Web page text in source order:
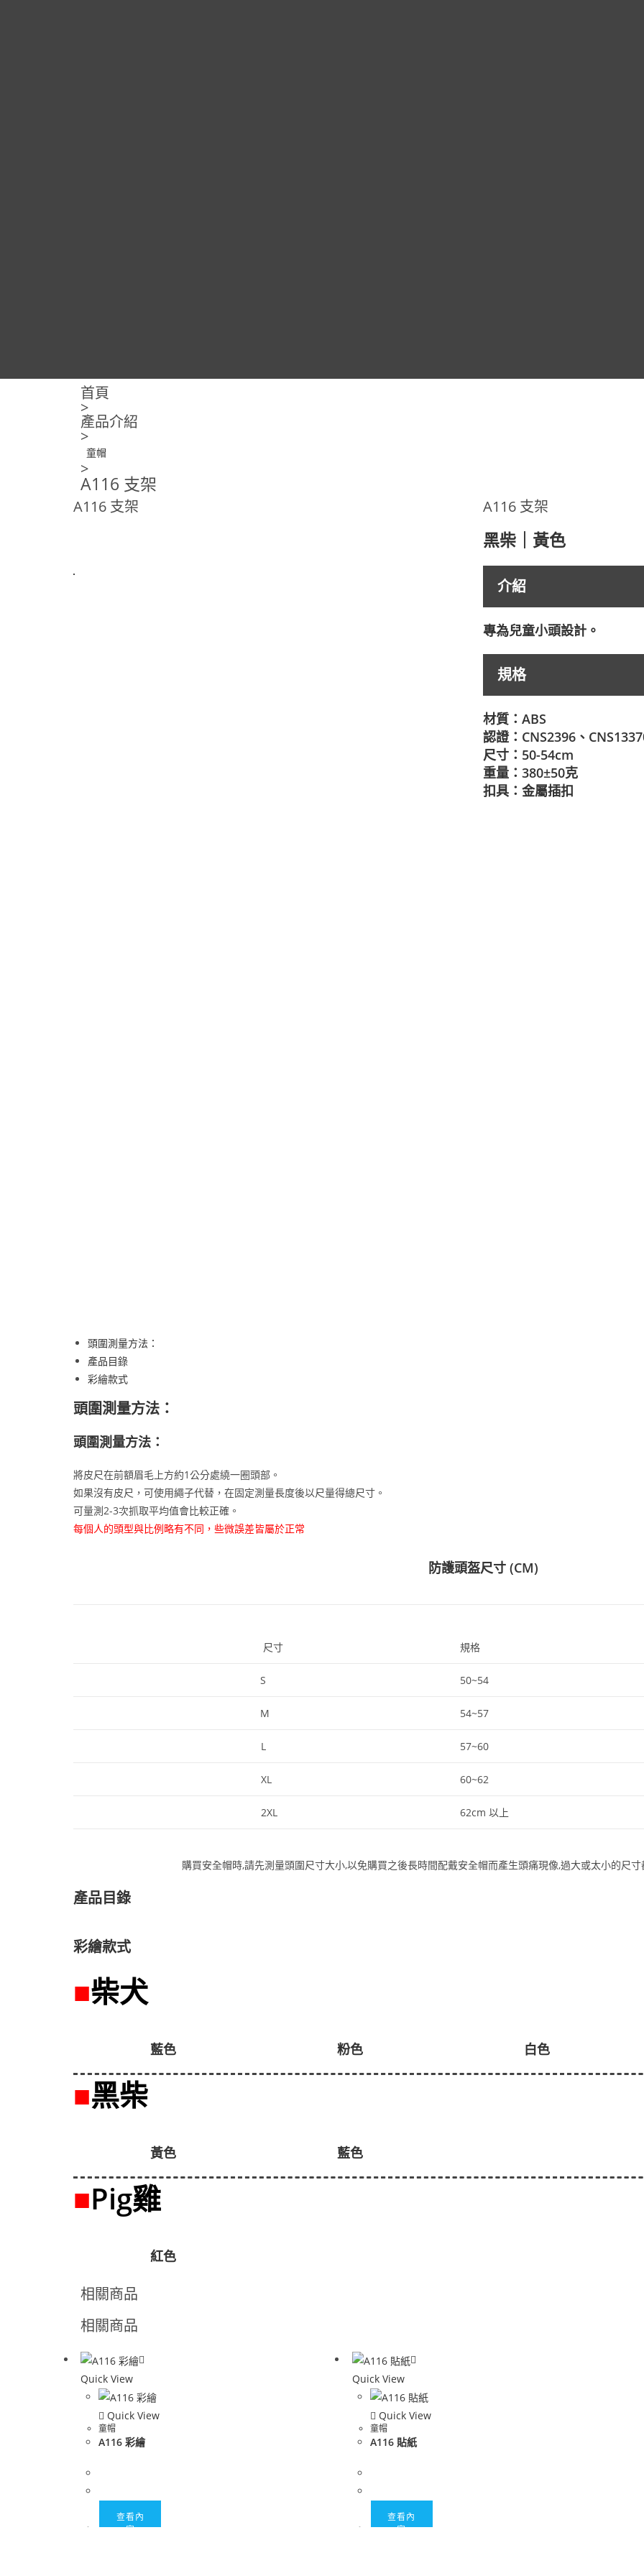
首頁
>
產品介紹
>
童帽
>
A116 支架
A116 支架 A116 支架
黑柴｜黃色
介紹
專為兒童小頭設計。
規格
材質：ABS
認證：CNS2396、
尺寸：50-54cm
重量：380±50克
扣具：金屬插扣
頭圍測量方法：
產品目錄
彩繪款式
頭圍測量方法：
頭圍測量方法：
將皮尺在前額眉毛上方約1公分處繞一圈頭部。
如果沒有皮尺，可使用繩子代替，在固定測量長度後以尺量得總尺寸。
可量測2-3次抓取平均值會比較正確。
每個人的頭型與比例略有不同，些微誤差皆屬於正常
防護頭盔尺寸 (CM)
尺寸 規格
S 50~54
M 54~57
L 57~60
XL 60~62
2XL 62cm 以上
購買安全帽時,請先測量頭圍尺寸大小,以免購買之後長時間配戴安全帽而產生頭痛現像,過大或太小的尺
產品目錄
彩繪款式
■柴犬
藍色 粉色 白色
■黑柴
黃色 藍色
■Pig雞
紅色
相關商品
相關商品
Quick View
Quick View
童帽
A116 彩繪
查看內
容
Quick View
Quick View
童帽
A116 貼紙
查看內
容